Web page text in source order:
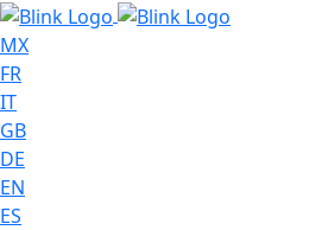
MX
FR
IT
GB
DE
EN
ES